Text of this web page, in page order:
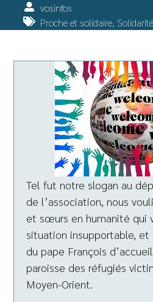
vosinfos
Proche et solidaire,
Tel fut notre slogan au
de l’association, nous
et sœurs en humanité qui
situation insupportable, et
du pape François
paroisse des réfugiés
Moyen-Orient.